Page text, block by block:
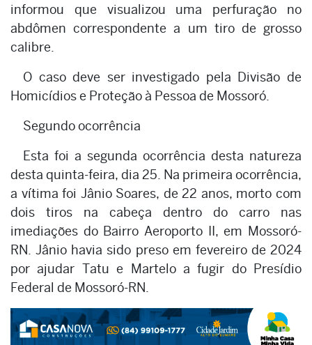
informou que visualizou uma perfuração no
abdômen correspondente a um tiro de grosso
calibre.
O caso deve ser investigado pela Divisão de
Homicídios e Proteção à Pessoa de Mossoró.
Segundo ocorrência
Esta foi a segunda ocorrência desta natureza
desta quinta-feira, dia 25. Na primeira ocorrência,
a vítima foi Jânio Soares, de 22 anos, morto com
dois tiros na cabeça dentro do carro nas
imediações do Bairro Aeroporto II, em Mossoró-
RN. Jânio havia sido preso em fevereiro de 2024
por ajudar Tatu e Martelo a fugir do Presídio
Federal de Mossoró-RN.